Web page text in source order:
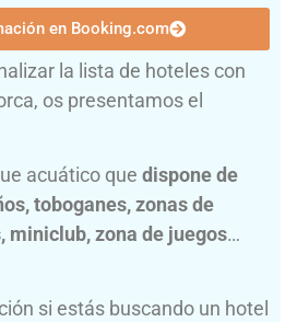
en Booking.com
la lista de hoteles con
os presentamos el
acuático que dispone de
toboganes, zonas de
miniclub, zona de juegos…
si estás buscando un hotel